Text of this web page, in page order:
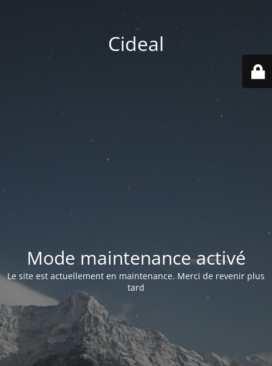
Cideal
Mode maintenance activé
Le site est actuellement en maintenance. Merci de revenir plus
tard